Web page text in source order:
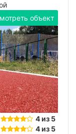
объект
4 из 5
4 из 5